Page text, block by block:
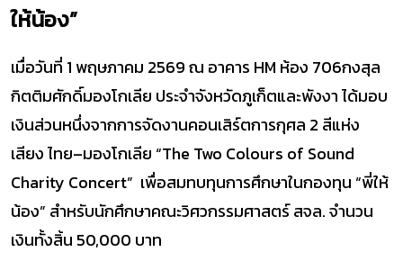
ให้น้อง”
เมื่อวันที่ 1 พฤษภาคม 2569 ณ อาคาร HM ห้อง 706กงสุล
กิตติมศักดิ์มองโกเลีย ประจำจังหวัดภูเก็ตและพังงา ได้มอบ
เงินส่วนหนึ่งจากการจัดงานคอนเสิร์ตการกุศล 2 สีแห่ง
เสียง ไทย–มองโกเลีย “The Two Colours of Sound
Charity Concert” เพื่อสมทบทุนการศึกษาในกองทุน “พี่ให้
น้อง” สำหรับนักศึกษาคณะวิศวกรรมศาสตร์ สจล. จำนวน
เงินทั้งสิ้น 50,000 บาท